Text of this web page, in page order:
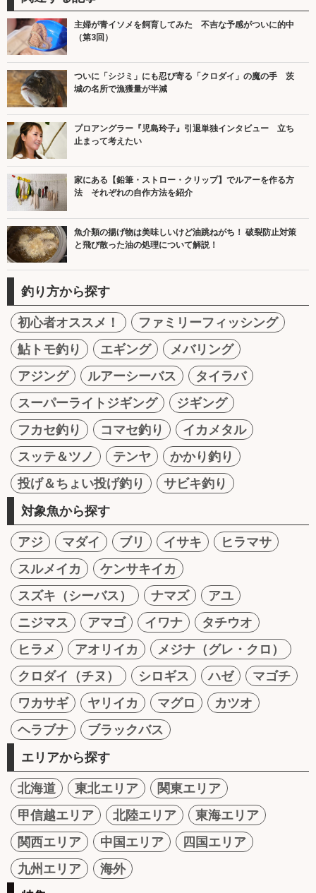
主婦が青イソメを飼育してみた 不吉な予感がついに的中
（第3回）
ついに「シジミ」にも忍び寄る「クロダイ」の魔の手 茨
城の名所で漁獲量が半減
プロアングラー『児島玲子』引退単独インタビュー 立ち
止まって考えたい
家にある【鉛筆・ストロー・クリップ】でルアーを作る方
法 それぞれの自作方法を紹介
魚介類の揚げ物は美味しいけど油跳ねがち！ 破裂防止対策
と飛び散った油の処理について解説！
釣り方から探す
初心者オススメ！
ファミリーフィッシング
鮎トモ釣り
エギング
メバリング
アジング
ルアーシーバス
タイラバ
スーパーライトジギング
ジギング
フカセ釣り
コマセ釣り
イカメタル
スッテ＆ツノ
テンヤ
かかり釣り
投げ＆ちょい投げ釣り
サビキ釣り
対象魚から探す
アジ マダイ ブリ イサキ
ヒラマサ
スルメイカ
ケンサキイカ
スズキ（シーバス）
ナマズ
アユ
ニジマス
アマゴ イワナ
タチウオ
ヒラメ
アオリイカ
メジナ（グレ・クロ）
クロダイ（チヌ）
シロギス ハゼ
マゴチ
ワカサギ
ヤリイカ マグロ
カツオ
ヘラブナ
ブラックバス
エリアから探す
北海道 東北エリア
関東エリア
甲信越エリア
北陸エリア
東海エリア
関西エリア
中国エリア
四国エリア
九州エリア
海外